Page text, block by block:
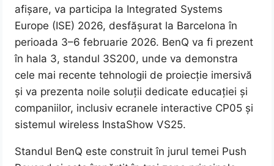
afișare, va participa la Integrated Systems
Europe (ISE) 2026, desfășurat la Barcelona în
perioada 3–6 februarie 2026. BenQ va fi prezent
în hala 3, standul 3S200, unde va demonstra
cele mai recente tehnologii de proiecție imersivă
și va prezenta noile soluții dedicate educației și
companiilor, inclusiv ecranele interactive CP05 și
sistemul wireless InstaShow VS25.
Standul BenQ este construit în jurul temei Push